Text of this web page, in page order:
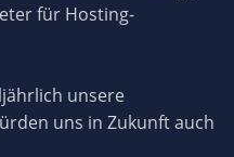
für Hosting-
unsere
uns in Zukunft auch